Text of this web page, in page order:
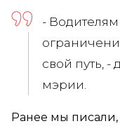
- Водителям
свой путь, -
мэрии.
Ранее мы писали,